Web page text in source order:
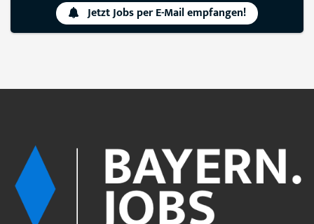
Jetzt Jobs per E-Mail empfangen!